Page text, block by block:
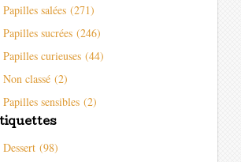
Papilles salées (271)
Papilles sucrées (246)
Papilles curieuses (44)
Non classé (2)
Papilles sensibles (2)
Dessert (98)